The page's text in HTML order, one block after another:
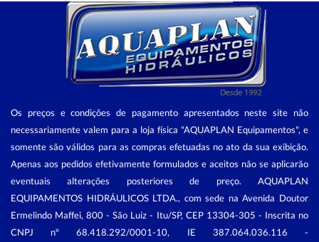
Os preços e condições de pagamento apresentados neste site não
necessariamente valem para a loja física "AQUAPLAN Equipamentos", e
somente são válidos para as compras efetuadas no ato da sua exibição.
Apenas aos pedidos efetivamente formulados e aceitos não se aplicarão
eventuais alterações posteriores de preço. AQUAPLAN
EQUIPAMENTOS HIDRÁULICOS LTDA., com sede na Avenida Doutor
Ermelindo Maffei, 800 - São Luiz - Itu/SP, CEP 13304-305 - Inscrita no
CNPJ nº 68.418.292/0001-10, IE 387.064.036.116 -